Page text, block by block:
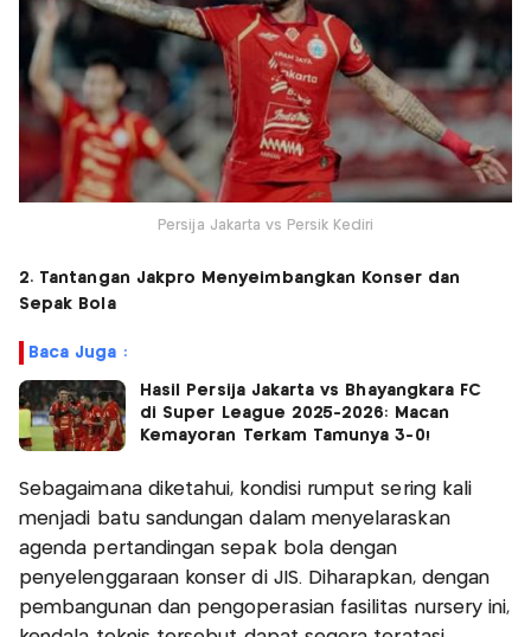
Persija Jakarta vs Persik Kediri
2. Tantangan Jakpro Menyeimbangkan Konser dan
Sepak Bola
Baca Juga :
Hasil Persija Jakarta vs Bhayangkara FC
di Super League 2025-2026: Macan
Kemayoran Terkam Tamunya 3-0!
Sebagaimana diketahui, kondisi rumput sering kali
menjadi batu sandungan dalam menyelaraskan
agenda pertandingan sepak bola dengan
penyelenggaraan konser di JIS. Diharapkan, dengan
pembangunan dan pengoperasian fasilitas nursery ini,